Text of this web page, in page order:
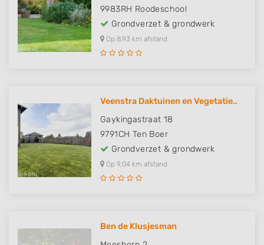
9983RH Roodeschool
Grondverzet & grondwerk
Op 8,93 km afstand
Veenstra Daktuinen en Vegetatie..
Gaykingastraat 18
9791CH Ten Boer
Grondverzet & grondwerk
Op 9,04 km afstand
Ben de Klusjesman